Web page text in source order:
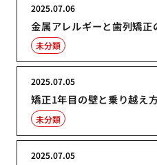
金属アレルギーと歯列矯
2025.07.06
未分類
矯正1年目の壁と乗り越え
2025.07.05
未分類
2025.07.05